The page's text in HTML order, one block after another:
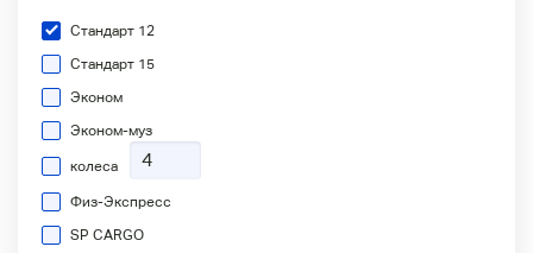
Стандарт 12
Стандарт 15
Эконом
Эконом-муз
колеса
Физ-Экспресс
SP CARGO